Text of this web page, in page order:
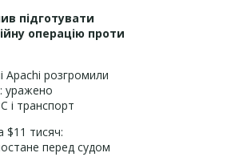
підготувати
операцію проти
Apachi розгромили
уражено
і транспорт
$11 тисяч:
перед судом